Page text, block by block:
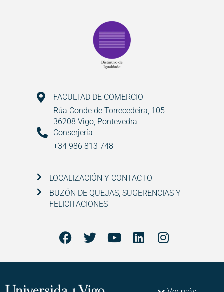
FACULTAD DE COMERCIO
Rúa Conde de Torrecedeira, 105
36208 Vigo, Pontevedra
Conserjería
+34 986 813 748
LOCALIZACIÓN Y CONTACTO
BUZÓN DE QUEJAS, SUGERENCIAS Y
FELICITACIONES